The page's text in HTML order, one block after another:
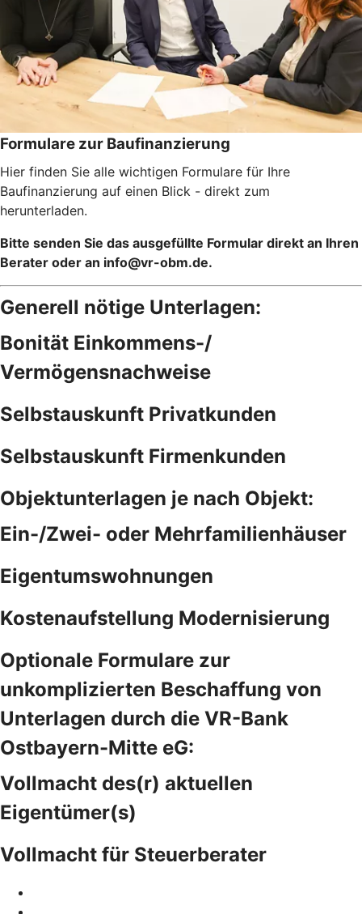
Formulare zur Baufinanzierung
Hier finden Sie alle wichtigen Formulare für Ihre
Baufinanzierung auf einen Blick - direkt zum
herunterladen.
Bitte senden Sie das ausgefüllte Formular direkt an Ihren
Berater oder an info@vr-obm.de.
Generell nötige Unterlagen:
Bonität Einkommens-/
Vermögensnachweise
Selbstauskunft Privatkunden
Selbstauskunft Firmenkunden
Objektunterlagen je nach Objekt:
Ein-/Zwei- oder Mehrfamilienhäuser
Eigentumswohnungen
Kostenaufstellung Modernisierung
Optionale Formulare zur
unkomplizierten Beschaffung von
Unterlagen durch die VR-Bank
Ostbayern-Mitte eG:
Vollmacht des(r) aktuellen
Eigentümer(s)
Vollmacht für Steuerberater